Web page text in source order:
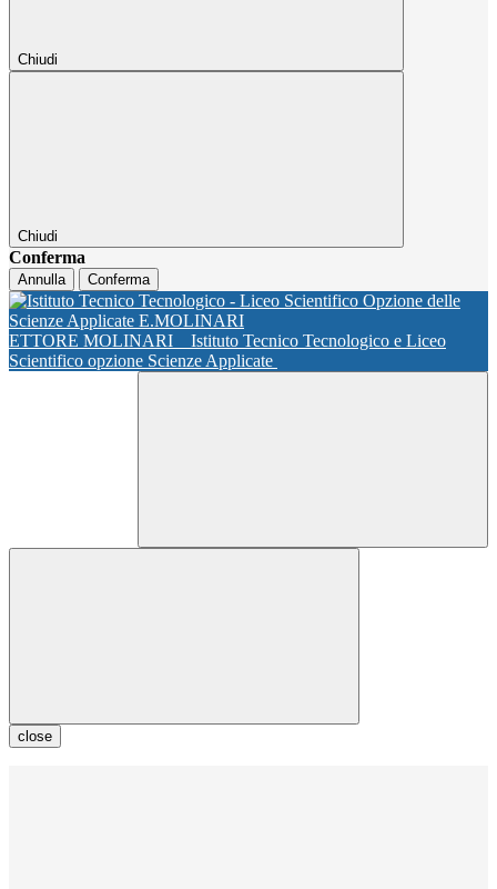
Chiudi
Chiudi
Conferma
Annulla Conferma
ETTORE MOLINARI
Istituto Tecnico Tecnologico e Liceo
Scientifico opzione Scienze Applicate
close